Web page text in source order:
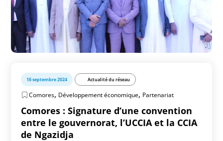
16 septembre 2024 Actualité du réseau
Comores, Développement économique, Partenariat
Comores : Signature d’une convention
entre le gouvernorat, l’UCCIA et la CCIA
de Ngazidja